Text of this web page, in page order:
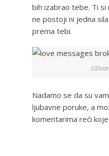
bih izabrao tebe. Ti si
ne postoji ni jedna
prema tebi.
Nadamo se da su
ljubavne poruke, a
komentarima reći